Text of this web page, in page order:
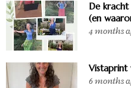
De
(en
4 months
Vistaprint
6 months